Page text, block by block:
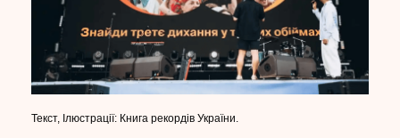
Текст, Ілюстрації: Книга рекордів України.